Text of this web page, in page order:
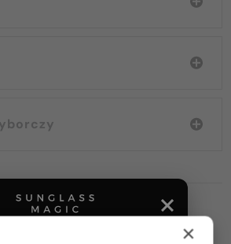
RÓWNIEŻ
×